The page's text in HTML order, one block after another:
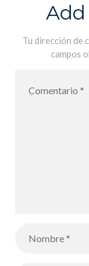
Jove
Tu dirección de
campos